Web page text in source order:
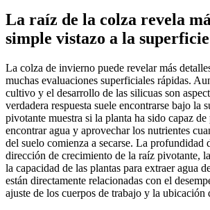
La raíz de la colza revela
simple vistazo a la
La colza de invierno puede revelar más
muchas evaluaciones superficiales rápidas.
cultivo y el desarrollo de las silicuas son
verdadera respuesta suele encontrarse bajo la
pivotante muestra si la planta ha sido capaz
encontrar agua y aprovechar los nutrientes
del suelo comienza a secarse. La profundidad
dirección de crecimiento de la raíz pivotante,
la capacidad de las plantas para extraer agua
están directamente relacionadas con el
ajuste de los cuerpos de trabajo y la ubicación